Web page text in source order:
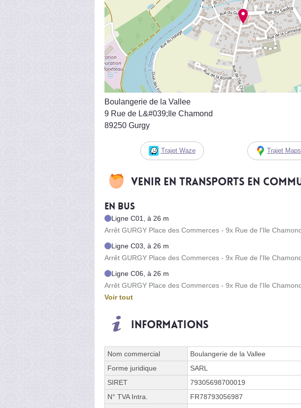
Boulangerie de la Vallee
9 Rue de L&#039;Ile Chamond
89250 Gurgy
Trajet Waze Trajet Maps
Venir en transports en
En bus
Ligne C01, à 26 m
Arrêt GURGY Place des Commerces - 9x Rue de l'Ile
Ligne C03, à 26 m
Arrêt GURGY Place des Commerces - 9x Rue de l'Ile
Ligne C06, à 26 m
Arrêt GURGY Place des Commerces - 9x Rue de l'Ile
Voir tout
Informations
Nom commercial
Boulangerie de la Vallee
Forme juridique
SARL
SIRET
79305698700019
N° TVA Intra.
FR78793056987